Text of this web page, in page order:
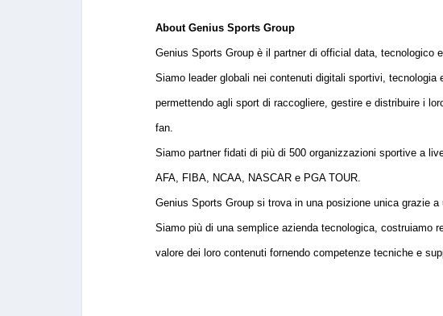
About Genius Sports Group
Genius Sports Group è il partner di official data, tecnologico
Siamo leader globali nei contenuti digitali sportivi,
permettendo agli sport di raccogliere, gestire e distribuire i
fan.
Siamo partner fidati di più di 500 organizzazioni sportive a
AFA, FIBA, NCAA, NASCAR e PGA TOUR.
Genius Sports Group si trova in una posizione unica grazie
Siamo più di una semplice azienda tecnologica, costruiamo
valore dei loro contenuti fornendo competenze tecniche e